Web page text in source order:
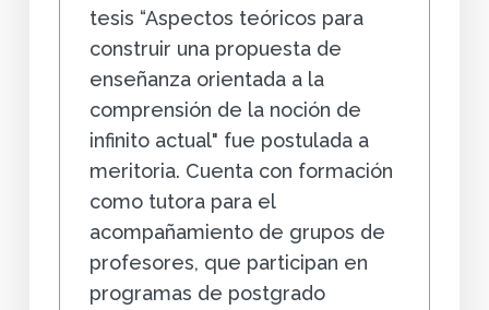
tesis “Aspectos teóricos para
construir una propuesta de
enseñanza orientada a la
comprensión de la noción de
infinito actual" fue postulada a
meritoria. Cuenta con formación
como tutora para el
acompañamiento de grupos de
profesores, que participan en
programas de postgrado